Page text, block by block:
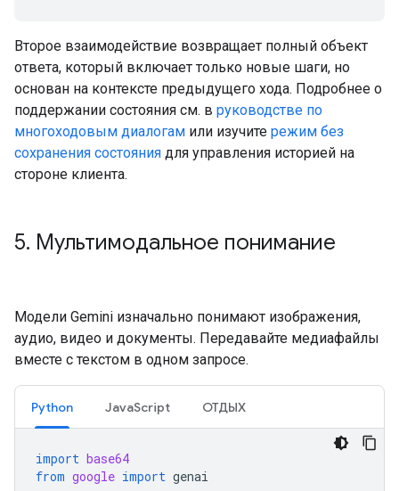
Второе взаимодействие возвращает полный объект
ответа, который включает только новые шаги, но
основан на контексте предыдущего хода. Подробнее о
поддержании состояния см. в руководстве по
многоходовым диалогам или изучите режим без
сохранения состояния для управления историей на
стороне клиента.
5. Мультимодальное понимание
Модели Gemini изначально понимают изображения,
аудио, видео и документы. Передавайте медиафайлы
вместе с текстом в одном запросе.
Python JavaScript ОТДЫХ
import base64
from google import genai